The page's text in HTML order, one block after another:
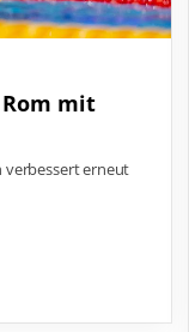
mit
verbessert erneut